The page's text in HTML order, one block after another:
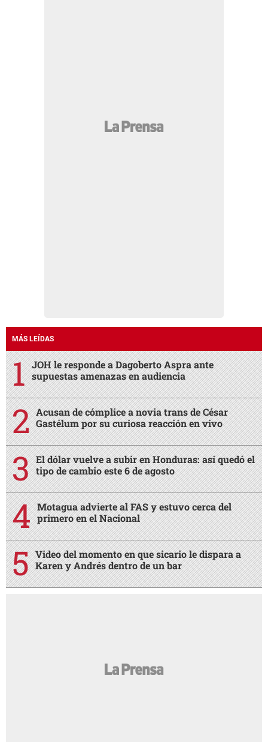
MÁS LEÍDAS
JOH le responde a Dagoberto Aspra ante
supuestas amenazas en audiencia
Acusan de cómplice a novia trans de César
Gastélum por su curiosa reacción en vivo
El dólar vuelve a subir en Honduras: así quedó el
tipo de cambio este 6 de agosto
Motagua advierte al FAS y estuvo cerca del
primero en el Nacional
Video del momento en que sicario le dispara a
Karen y Andrés dentro de un bar